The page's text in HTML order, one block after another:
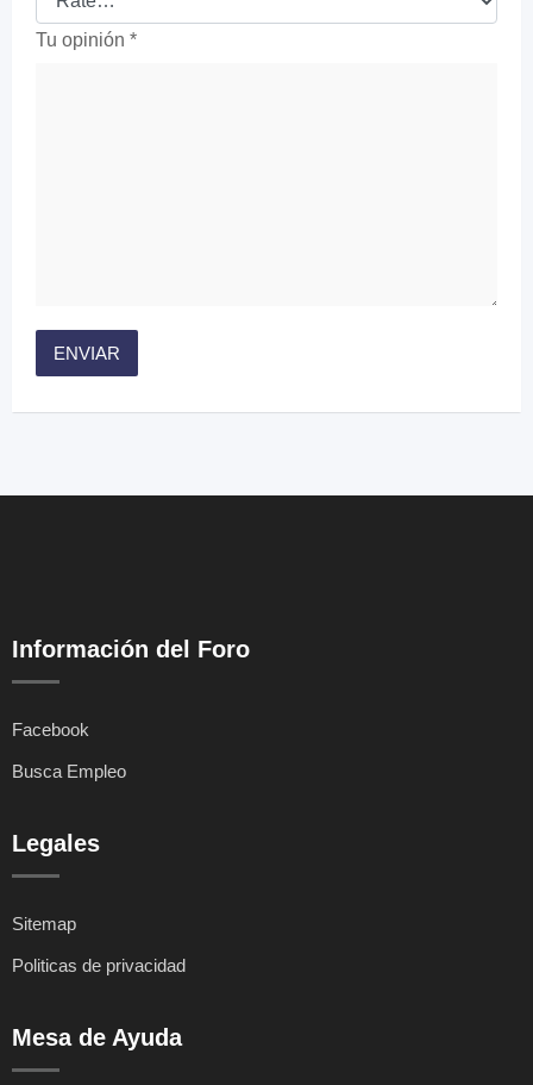
Tu opinión *
Información del Foro
Facebook
Busca Empleo
Legales
Sitemap
Politicas de privacidad
Mesa de Ayuda